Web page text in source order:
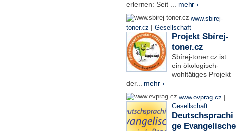
erlernen: Seit ... mehr ›
www.sbirej-
toner.cz | Gesellschaft
Projekt Sbírej-
toner.cz
Sbírej-toner.cz ist
ein ökologisch-
wohltätiges Projekt
der... mehr ›
www.evprag.cz |
Gesellschaft
Deutschsprachi
ge Evangelische